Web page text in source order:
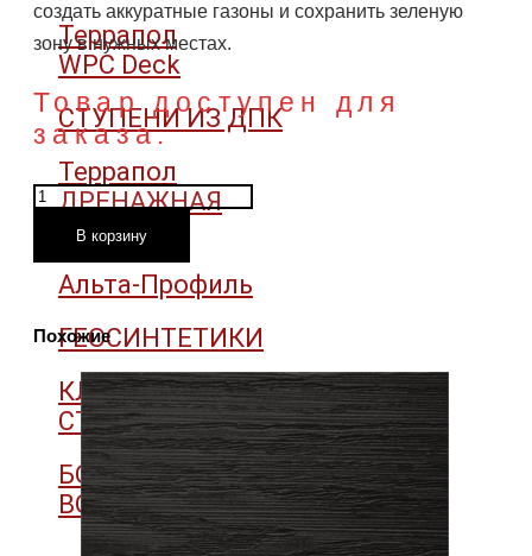
Террапол
WPC Deck
СТУПЕНИ ИЗ ДПК
Террапол
ДРЕНАЖНАЯ
СИСТЕМА
Альта-Профиль
ГЕОСИНТЕТИКИ
КЛИНКЕРНЫЕ
СТУПЕНИ
БОРДЮРЫ И
ВОДООТВОДЫ
создать аккуратные газоны и сохранить зеленую
зону в нужных местах.
Товар доступен для
заказа.
Количество
товара
Газонная
решетка
В корзину
Похожие